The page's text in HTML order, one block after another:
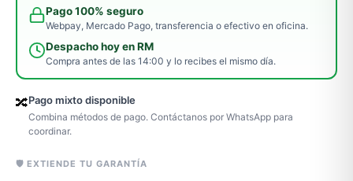
Pago 100% seguro
Webpay, Mercado Pago, transferencia o efectivo en oficina.
Despacho hoy en RM
Compra antes de las 14:00 y lo recibes el mismo día.
🔀Pago mixto disponible
Combina métodos de pago. Contáctanos por WhatsApp para
coordinar.
🛡️ EXTIENDE TU GARANTÍA